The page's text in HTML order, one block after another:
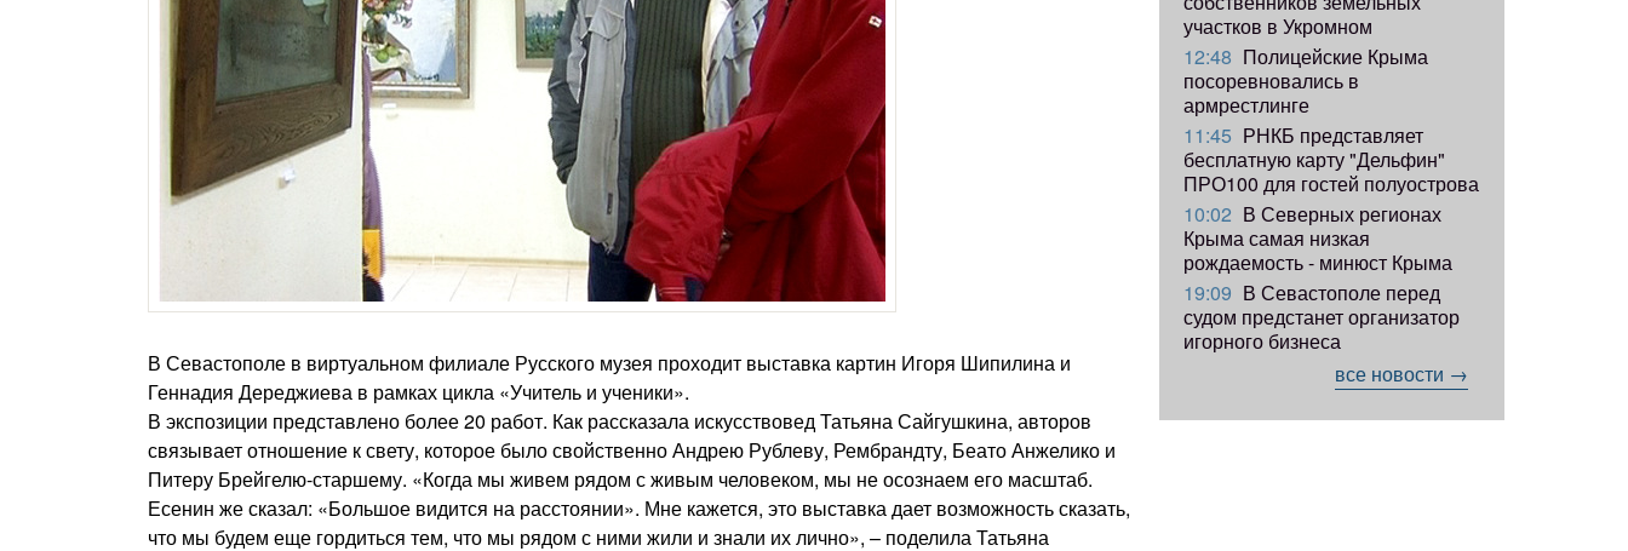
В Севастополе в виртуальном филиале Русского музея проходит выставка картин Игоря Шипилина и
Геннадия Дереджиева в рамках цикла «Учитель и ученики».
В экспозиции представлено более 20 работ. Как рассказала искусствовед Татьяна Сайгушкина, авторов
связывает отношение к свету, которое было свойственно Андрею Рублеву, Рембрандту, Беато Анжелико и
Питеру Брейгелю-старшему. «Когда мы живем рядом с живым человеком, мы не осознаем его масштаб.
Есенин же сказал: «Большое видится на расстоянии». Мне кажется, это выставка дает возможность сказать,
что мы будем еще гордиться тем, что мы рядом с ними жили и знали их лично», – поделила Татьяна
участков в Укромном
12:48 Полицейские Крыма
посоревновались в
армрестлинге
11:45 РНКБ представляет
бесплатную карту "Дельфин"
ПРО100 для гостей полуострова
10:02 В Северных регионах
Крыма самая низкая
рождаемость - минюст Крыма
19:09 В Севастополе перед
судом предстанет организатор
игорного бизнеса
все новости →